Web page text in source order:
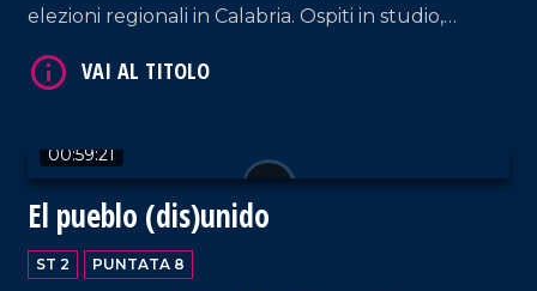
elezioni regionali in Calabria. Ospiti in studio,
dItalia), Luigi Pandolfi (Unaltra Calabria è
00:59:21
El pueblo (dis)unido
ST 2 PUNTATA 8